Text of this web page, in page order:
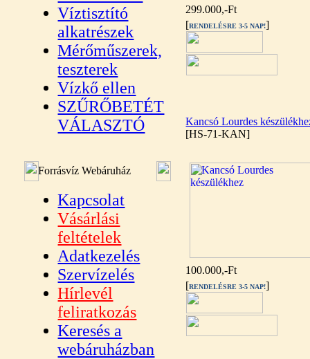
Víztisztító
alkatrészek
Mérőműszerek,
teszterek
Vízkő ellen
SZŰRŐBETÉT
VÁLASZTÓ
Forrásvíz Webáruház
Kapcsolat
Vásárlási
feltételek
Adatkezelés
Szervízelés
Hírlevél
feliratkozás
Keresés a
webáruházban
299.000,-Ft
[RENDELÉSRE 3-5 NAP!]
Kancsó Lourdes
[HS-71-KAN]
100.000,-Ft
[RENDELÉSRE 3-5 NAP!]